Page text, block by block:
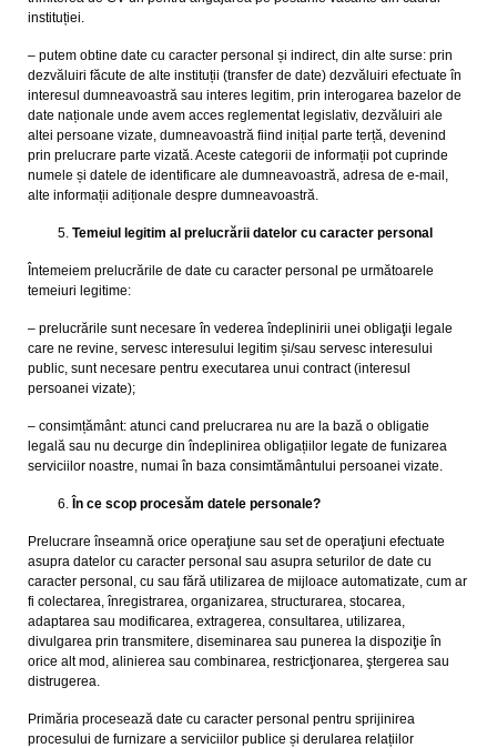
instituției.
– putem obtine date cu caracter personal și indirect, din alte surse: prin
dezvăluiri făcute de alte instituții (transfer de date) dezvăluiri efectuate în
interesul dumneavoastră sau interes legitim, prin interogarea bazelor de
date naționale unde avem acces reglementat legislativ, dezvăluiri ale
altei persoane vizate, dumneavoastră fiind inițial parte terță, devenind
prin prelucrare parte vizată. Aceste categorii de informații pot cuprinde
numele și datele de identificare ale dumneavoastră, adresa de e-mail,
alte informații adiționale despre dumneavoastră.
Temeiul legitim al prelucrării datelor cu caracter personal
Întemeiem prelucrările de date cu caracter personal pe următoarele
temeiuri legitime:
– prelucrările sunt necesare în vederea îndeplinirii unei obligaţii legale
care ne revine, servesc interesului legitim și/sau servesc interesului
public, sunt necesare pentru executarea unui contract (interesul
persoanei vizate);
– consimțământ: atunci cand prelucrarea nu are la bază o obligatie
legală sau nu decurge din îndeplinirea obligațiilor legate de funizarea
serviciilor noastre, numai în baza consimtământului persoanei vizate.
În ce scop procesăm datele personale?
Prelucrare înseamnă orice operaţiune sau set de operaţiuni efectuate
asupra datelor cu caracter personal sau asupra seturilor de date cu
caracter personal, cu sau fără utilizarea de mijloace automatizate, cum ar
fi colectarea, înregistrarea, organizarea, structurarea, stocarea,
adaptarea sau modificarea, extragerea, consultarea, utilizarea,
divulgarea prin transmitere, diseminarea sau punerea la dispoziţie în
orice alt mod, alinierea sau combinarea, restricţionarea, ştergerea sau
distrugerea.
Primăria procesează date cu caracter personal pentru sprijinirea
procesului de furnizare a serviciilor publice și derularea relațiilor